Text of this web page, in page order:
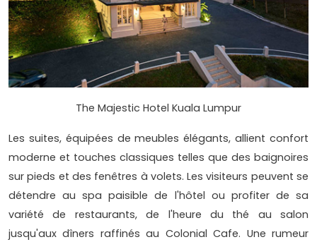
The Majestic Hotel Kuala Lumpur
Les suites, équipées de meubles élégants, allient confort
moderne et touches classiques telles que des baignoires
sur pieds et des fenêtres à volets. Les visiteurs peuvent se
détendre au spa paisible de l'hôtel ou profiter de sa
variété de restaurants, de l'heure du thé au salon
jusqu'aux dîners raffinés au Colonial Cafe. Une rumeur